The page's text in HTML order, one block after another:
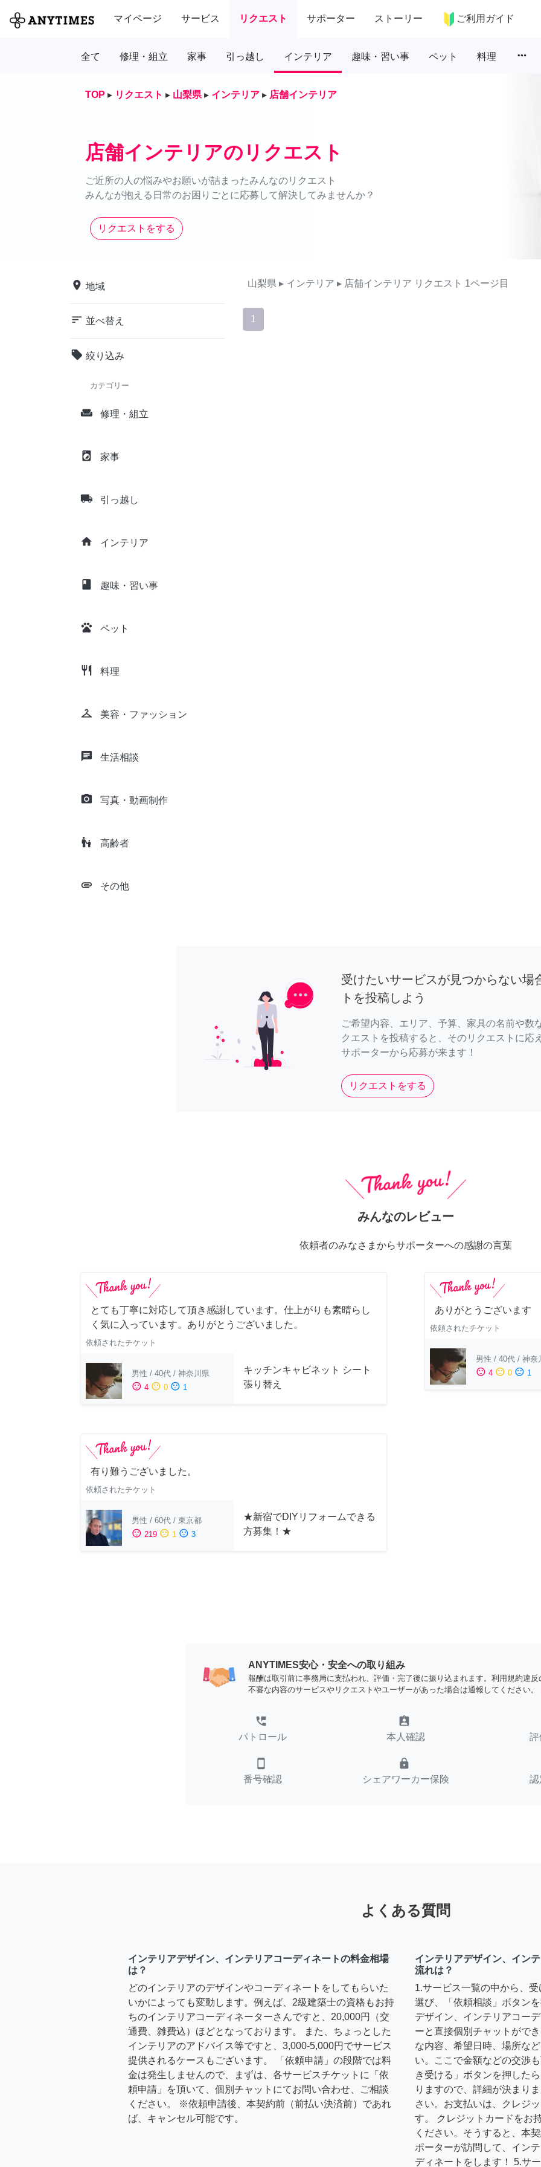
マイページ サービス リクエスト サポーター ストーリー ご利用ガイド
全て 修理・組立 家事 引っ越し インテリア 趣味・習い事 ペット 料理 more_horiz
TOP ▸ リクエスト ▸ 山梨県 ▸ インテリア ▸ 店舗インテリア
店舗インテリアのリクエスト
ご近所の人の悩みやお願いが詰まったみんなのリクエスト
みんなが抱える日常のお困りごとに応募して解決してみませんか？
リクエストをする
place 地域
sort 並べ替え
local_offer 絞り込み
カテゴリー
weekend 修理・組立
local_laundry_service 家事
local_shipping 引っ越し
home インテリア
class 趣味・習い事
pets ペット
restaurant 料理
checkroom 美容・ファッション
chat 生活相談
camera_alt 写真・動画制作
escalator_warning 高齢者
attachment その他
山梨県 ▸ インテリア ▸ 店舗インテリア リクエスト 1ページ目
1
受けたいサービスが見つからない場
トを投稿しよう
ご希望内容、エリア、予算、家具の名前や数
クエストを投稿すると、そのリクエストに応
サポーターから応募が来ます！
リクエストをする
みんなのレビュー
依頼者のみなさまからサポーターへの感謝の言葉
とても丁寧に対応して頂き感謝しています。仕上がりも素晴らし
く気に入っています。ありがとうございました。
依頼されたチケット
男性 / 40代 / 神奈川県
sentiment_satisfied 4 sentiment_neutral 0 sentiment_dissatisfied 1
キッチンキャビネット シート
張り替え
ありがとうございます
依頼されたチケット
男性 / 40代 / 神奈
sentiment_satisfied 4 sentiment_neutral 0 sentiment_dissatisfied 1
有り難うございました。
依頼されたチケット
男性 / 60代 / 東京都
sentiment_satisfied 219 sentiment_neutral 1 sentiment_dissatisfied 3
★新宿でDIYリフォームできる
方募集！★
ANYTIMES安心・安全への取り組み
報酬は取引前に事務局に支払われ、評価・完了後に振り込まれます。利用規約違反
不審な内容のサービスやリクエストやユーザーがあった場合は通報してください。
perm_phone_msg
パトロール
assignment_ind
本人確認
smartphone
番号確認
lock
シェアワーカー保険
よくある質問
インテリアデザイン、インテリアコーディネートの料金相場
は？
どのインテリアのデザインやコーディネートをしてもらいた
いかによっても変動します。例えば、2級建築士の資格もお持
ちのインテリアコーディネーターさんですと、20,000円（交
通費、雑費込）ほどとなっております。 また、ちょっとした
インテリアのアドバイス等ですと、3,000-5,000円でサービス
提供されるケースもございます。 「依頼申請」の段階では料
金は発生しませんので、まずは、各サービスチケットに「依
頼申請」を頂いて、個別チャットにてお問い合わせ、ご相談
ください。 ※依頼申請後、本契約前（前払い決済前）であれ
ば、キャンセル可能です。
インテリアデザイン、イン
流れは？
1.サービス一覧の中から、
選び、「依頼相談」ボタン
デザイン、インテリアコー
ーと直接個別チャットがで
な内容、希望日時、場所な
い。ここで金額などの交渉
き受ける」ボタンを押した
りますので、詳細が決まり
さい。お支払いは、クレジ
す。 クレジットカードをお
ください。そうすると、本
ポーターが訪問して、イン
ディネートをします！ 5.サ